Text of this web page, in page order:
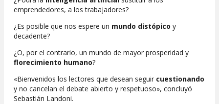
emprendedores, a los trabajadores?
¿Es posible que nos espere un mundo distópico y
decadente?
¿O, por el contrario, un mundo de mayor prosperidad y
florecimiento humano?
«Bienvenidos los lectores que desean seguir cuestionando
y no cancelan el debate abierto y respetuoso», concluyó
Sebastián Landoni.